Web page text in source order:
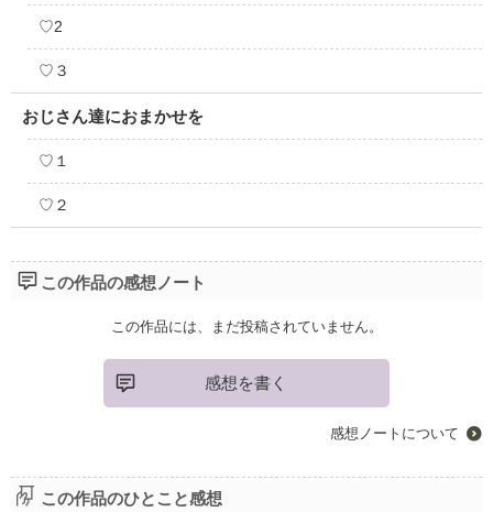
♡2
♡３
おじさん達におまかせを
♡１
♡２
この作品の感想ノート
この作品には、まだ投稿されていません。
感想を書く
感想ノートについて
この作品のひとこと感想